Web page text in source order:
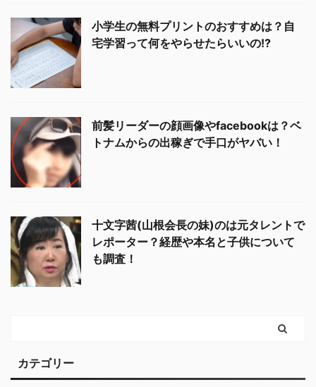
小学生の無料プリントのおすすめは？自
宅学習って何をやらせたらいいの!?
前髪リーダーの顔画像やfacebookは？ベ
トナムからの出稼ぎで手口がヤバい！
十文字茜(山根会長の妹)のは元タレントで
レポーター？経歴や本名と子供について
も調査！
カテゴリー